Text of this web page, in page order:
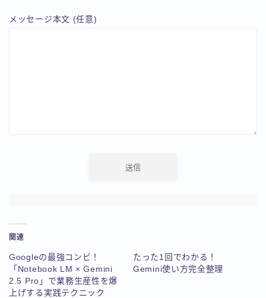
メッセージ本文 (任意)
関連
Googleの最強コンビ！
「Notebook LM × Gemini
2.5 Pro」で業務生産性を爆
上げする実践テクニック
たった1回でわかる！
Gemini使い方完全整理